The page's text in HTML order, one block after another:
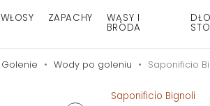
WŁOSY ZAPACHY WĄSY I
BRODA
Golenie Wody po goleniu Saponificio
Saponificio Bignoli